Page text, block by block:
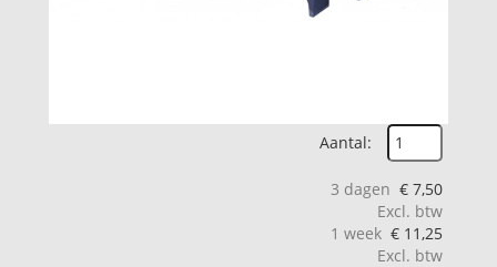
Aantal:
3 dagen € 7,50
Excl. btw
1 week € 11,25
Excl. btw